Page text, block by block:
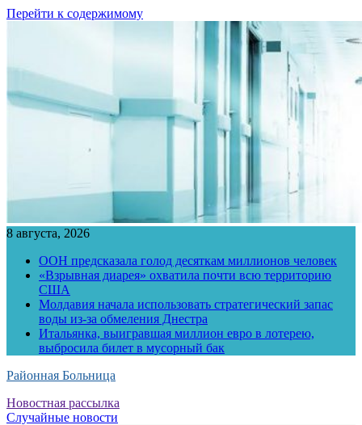
Перейти к содержимому
8 августа, 2026
ООН предсказала голод десяткам миллионов человек
«Взрывная диарея» охватила почти всю территорию
США
Молдавия начала использовать стратегический запас
воды из-за обмеления Днестра
Итальянка, выигравшая миллион евро в лотерею,
выбросила билет в мусорный бак
Районная Больница
Новостная рассылка
Случайные новости